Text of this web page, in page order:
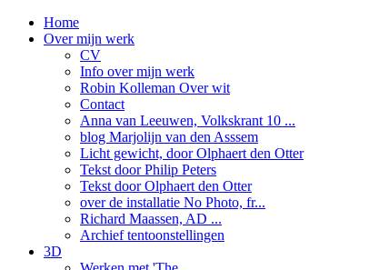
Home
Over mijn werk
CV
Info over mijn werk
Robin Kolleman Over wit
Contact
Anna van Leeuwen, Volkskrant 10 ...
blog Marjolijn van den Asssem
Licht gewicht, door Olphaert den Otter
Tekst door Philip Peters
Tekst door Olphaert den Otter
over de installatie No Photo, fr...
Richard Maassen, AD ...
Archief tentoonstellingen
3D